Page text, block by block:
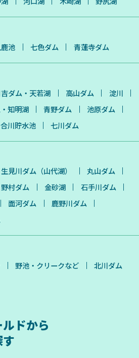
池 七色ダム 青蓮寺ダム
吉ダム・天若湖 高山ダム
淀川
知明湖 青野ダム
池原ダム
川貯水池 七川ダム
生見川ダム（山代湖）
丸山ダム
野村ダム 金砂湖
石手川ダム
面河ダム
鹿野川ダム
野池・クリークなど 北川ダム
ドから